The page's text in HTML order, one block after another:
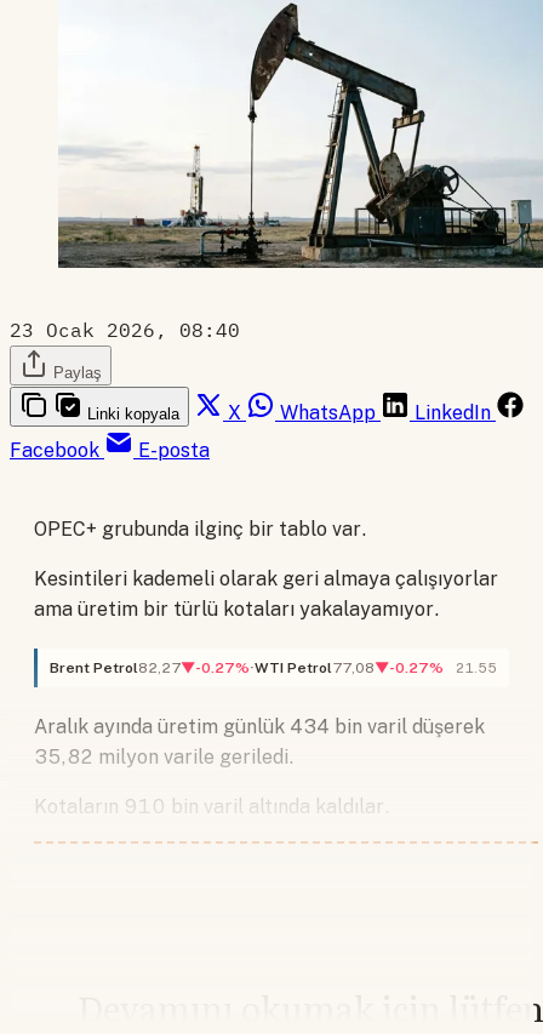
23 Ocak 2026, 08:40
Paylaş
Linki kopyala X WhatsApp
LinkedIn
Facebook
E-posta
OPEC+ grubunda ilginç bir tablo var.
Kesintileri kademeli olarak geri almaya çalışıyorlar
ama üretim bir türlü kotaları yakalayamıyor.
Brent Petrol82,27▼-0.27% WTI Petrol77,08▼-0.27% 21.55
Aralık ayında üretim günlük 434 bin varil düşerek
35,82 milyon varile geriledi.
Kotaların 910 bin varil altında kaldılar.
Devamını okumak için lütfen